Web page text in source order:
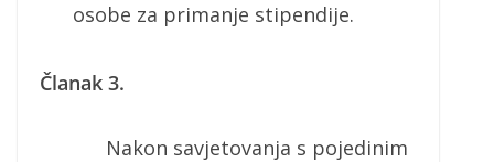
osobe za primanje stipendije.
Članak 3.
Nakon savjetovanja s pojedinim